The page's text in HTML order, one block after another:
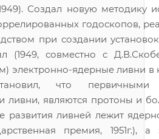
Создал новую методику
годоскопов,
при создании
(1949, совместно с
электронно-ядерные ливни в
что первичными
ливни, являются протоны и
развития ливней лежит
премия, 1951г.), а